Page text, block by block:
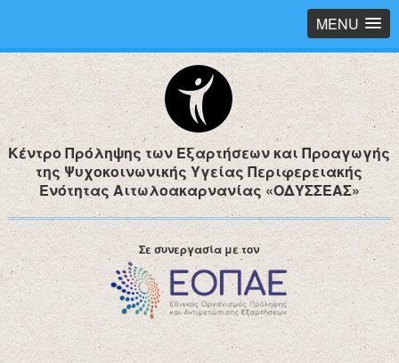
MENU
Κέντρο Πρόληψης των Εξαρτήσεων και Προαγωγής
της Ψυχοκοινωνικής Υγείας Περιφερειακής
Ενότητας Αιτωλοακαρνανίας «ΟΔΥΣΣΕΑΣ»
Σε συνεργασία με τον